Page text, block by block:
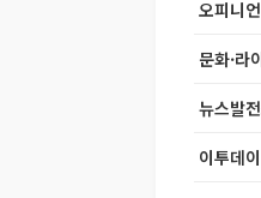
오피니언
문화·라
뉴스발
이투데